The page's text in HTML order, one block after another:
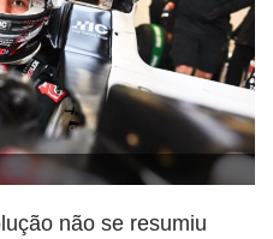
não se resumiu